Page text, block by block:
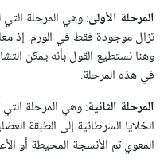
المرحلة الأولى: وهي المرحلة التي
تزال موجودة فقط في الورم. إذ
وهنا نستطيع القول بأنه يمكن
في هذه المرحلة.
المرحلة الثانية: وهي المرحلة التي
الخلايا السرطانية إلى الطبقة
المعوي ثم الأنسجة المحيطة أو